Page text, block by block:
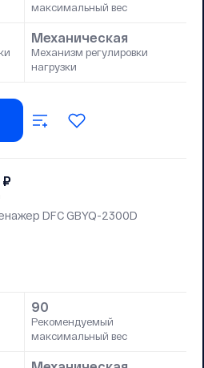
максимальный вес
Механическая
Механизм регулировки
нагрузки
₽
DFC GBYQ-2300D
90
Рекомендуемый
максимальный вес